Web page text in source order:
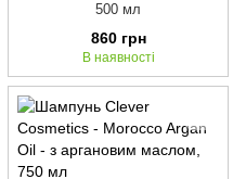
500 мл
860 грн
В наявності